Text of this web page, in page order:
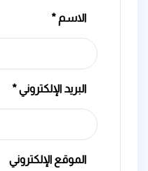
الاسم *
البريد الإلكتروني*
الموقع الإلكتروني